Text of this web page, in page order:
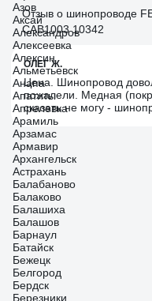
Отзыв о шинопроводе
CAB1003 10342
ОЛЕГ Ж.
Цена. Шинопровод
пожалели. Медная
сказать не могу -
пилил. Краска
сетевого кабеля
бывает случается на
Азов
Аксай
Александров
Алексеевка
Алексин
Альметьевск
Анапа
Апатиты
Апрелевка
Арамиль
Арзамас
Армавир
Архангельск
Астрахань
Балабаново
Балаково
Балашиха
Балашов
Барнаул
Батайск
Бежецк
Белгород
Бердск
Березники